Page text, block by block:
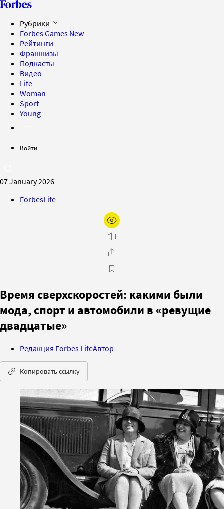
Рубрики
Forbes Games New
Рейтинги
Франшизы
Подкасты
Видео
Life
Woman
Sport
Young
Войти
07 January 2026
ForbesLife
Время сверхскоростей: какими были
мода, спорт и автомобили в «ревущие
двадцатые»
Редакция Forbes LifeАвтор
Копировать ссылку